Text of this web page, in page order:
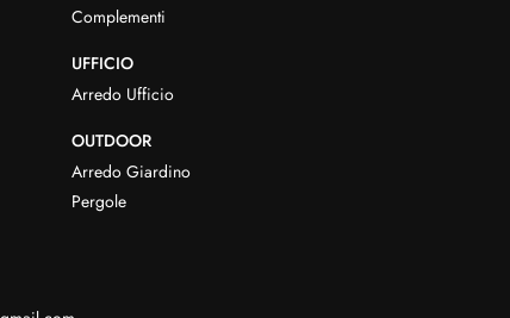
Complementi
UFFICIO
Arredo Ufficio
OUTDOOR
Arredo Giardino
Pergole